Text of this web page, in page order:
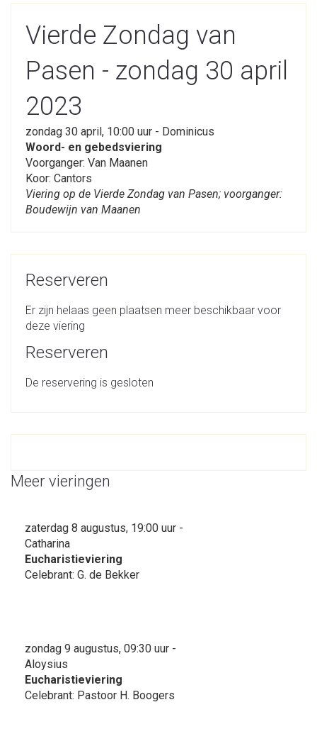
Vierde Zondag van
Pasen - zondag 30 april
2023
zondag 30 april, 10:00 uur - Dominicus
Woord- en gebedsviering
Voorganger: Van Maanen
Koor: Cantors
Viering op de Vierde Zondag van Pasen; voorganger:
Boudewijn van Maanen
Reserveren
Er zijn helaas geen plaatsen meer beschikbaar voor
deze viering
Reserveren
De reservering is gesloten
Meer vieringen
zaterdag 8 augustus, 19:00 uur -
Catharina
Eucharistieviering
Celebrant: G. de Bekker
zondag 9 augustus, 09:30 uur -
Aloysius
Eucharistieviering
Celebrant: Pastoor H. Boogers